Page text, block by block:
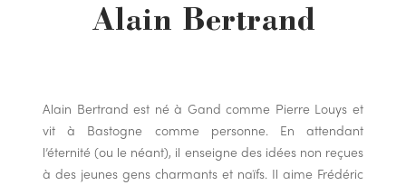
Alain Bertrand
Alain Bertrand est né à Gand comme Pierre Louys et
vit à Bastogne comme personne. En attendant
l’éternité (ou le néant), il enseigne des idées non reçues
à des jeunes gens charmants et naïfs. Il aime Frédéric